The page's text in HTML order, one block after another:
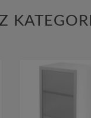
KATEGORII